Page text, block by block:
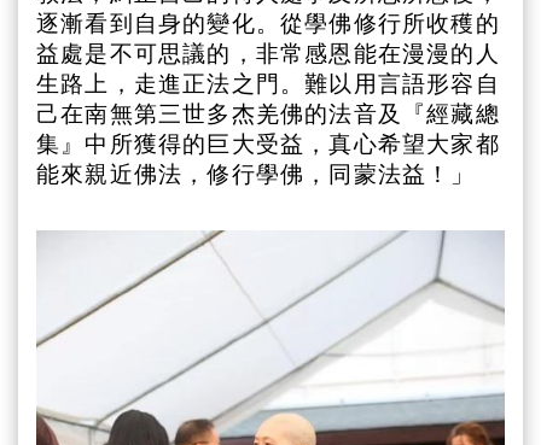
逐漸看到自身的變化。從學佛修行所收穫的
益處是不可思議的，非常感恩能在漫漫的人
生路上，走進正法之門。難以用言語形容自
己在南無第三世多杰羌佛的法音及『經藏總
集』中所獲得的巨大受益，真心希望大家都
能來親近佛法，修行學佛，同蒙法益！」